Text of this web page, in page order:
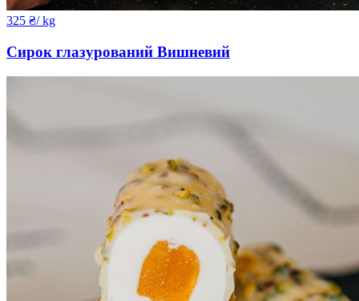
325 ₴/ kg
Сирок глазурований Вишневий